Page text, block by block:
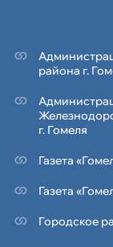
района г.
г. Гомеля
Газета
Газета
Городское